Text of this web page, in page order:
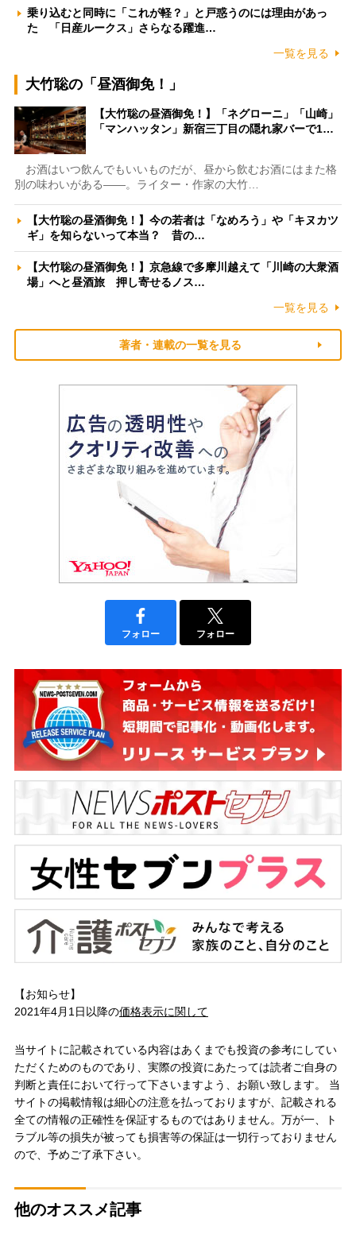
乗り込むと同時に「これが軽？」と戸惑うのには理由があっ
た 「日産ルークス」さらなる躍進…
一覧を見る
大竹聡の「昼酒御免！」
【大竹聡の昼酒御免！】「ネグローニ」「山崎」
「マンハッタン」新宿三丁目の隠れ家バーで1…
お酒はいつ飲んでもいいものだが、昼から飲むお酒にはまた格
別の味わいがある――。ライター・作家の大竹…
【大竹聡の昼酒御免！】今の若者は「なめろう」や「キヌカツ
ギ」を知らないって本当？ 昔の…
【大竹聡の昼酒御免！】京急線で多摩川越えて「川崎の大衆酒
場」へと昼酒旅 押し寄せるノス…
一覧を見る
著者・連載の一覧を見る
フォロー フォロー
【お知らせ】
2021年4月1日以降の価格表示に関して
当サイトに記載されている内容はあくまでも投資の参考にしてい
ただくためのものであり、実際の投資にあたっては読者ご自身の
判断と責任において行って下さいますよう、お願い致します。 当
サイトの掲載情報は細心の注意を払っておりますが、記載される
全ての情報の正確性を保証するものではありません。万が一、ト
ラブル等の損失が被っても損害等の保証は一切行っておりません
ので、予めご了承下さい。
他のオススメ記事